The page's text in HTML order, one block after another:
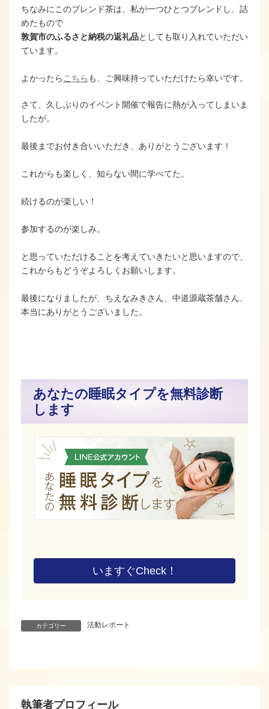
ちなみにこのブレンド茶は、私が一つひとつブレンドし、詰
めたもので
敦賀市のふるさと納税の返礼品としても取り入れていただい
ています。
よかったら こちら も、ご興味持っていただけたら幸いです。
さて、久しぶりのイベント開催で報告に熱が入ってしまいま
したが。
最後までお付き合いいただき、ありがとうございます！
これからも楽しく、知らない間に学べてた。
続けるのが楽しい！
参加するのが楽しみ。
と思っていただけることを考えていきたいと思いますので、
これからもどうぞよろしくお願いします。
最後になりましたが、ちえなみきさん、中道源蔵茶舗さん、
本当にありがとうございました。
あなたの睡眠タイプを無料診断
します
いますぐCheck！
カテゴリー 活動レポート
執筆者プロフィール